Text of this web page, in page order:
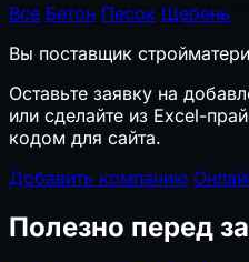
Все Бетон Песок Щебень
Вы поставщик
Оставьте заявку на
или сделайте из Excel-
кодом для сайта.
Добавить компанию
Полезно перед